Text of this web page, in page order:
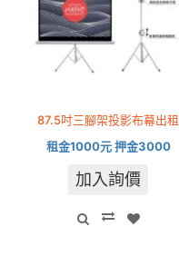
87.5吋三腳架投影布幕出租
租金1000元 押金3000
加入詢價